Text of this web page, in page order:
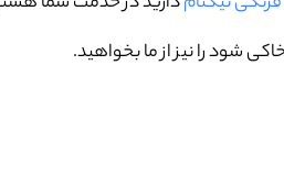
شود را نیز از ما بخواهید.